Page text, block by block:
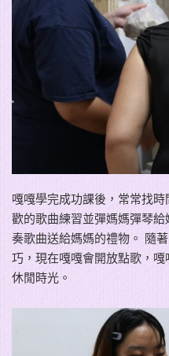
嘎嘎學完成功課後，常常找
歡的歌曲練習並彈媽媽彈琴
奏歌曲送給媽媽的禮物。 隨
巧，現在嘎嘎會開放點歌，
休閒時光。